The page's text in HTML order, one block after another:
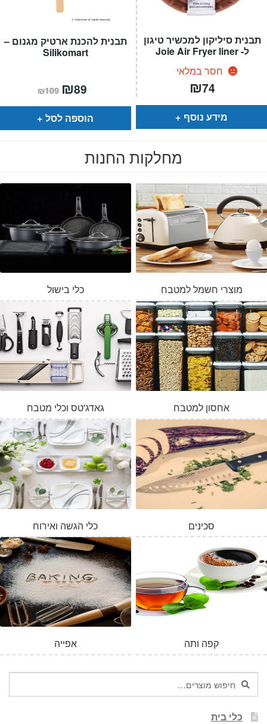
תבנית להכנת ארטיק מגנום –
Silikomart
₪109 המחיר
המקורי
היה:
₪109.
₪89
הוא:
הוספה לסל
תבנית סיליקון למכשיר טיגון
ל- Joie Air Fryer liner
חסר במלאי
₪74
מידע נוסף
מחלקות החנות
כלי בישול מוצרי חשמל למטבח
גאדג'טס וכלי מטבח אחסון למטבח
כלי הגשה ואירוח סכינים
אפייה קפה ותה
חיפוש
עבור:
חיפוש
כלי בית